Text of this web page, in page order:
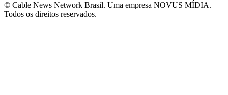
© Cable News Network Brasil. Uma empresa NOVUS MÍDIA.
Todos os direitos reservados.